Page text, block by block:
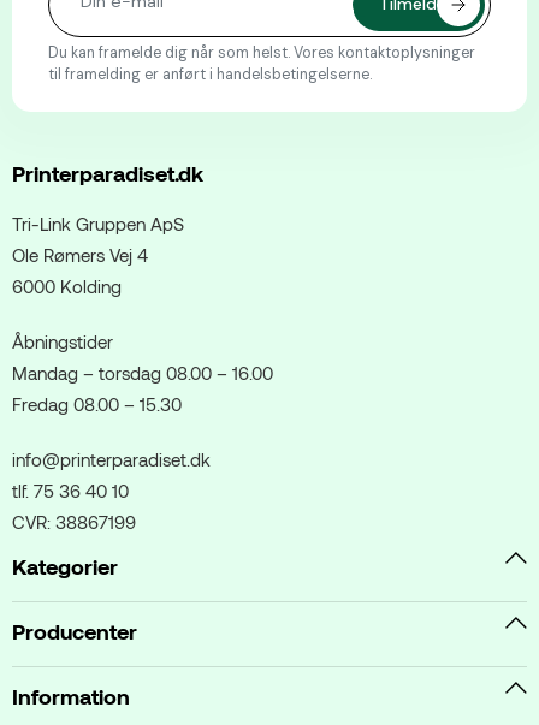
Du kan framelde dig når som helst. Vores kontaktoplysninger
til framelding er anført i handelsbetingelserne.
Printerparadiset.dk
Tri-Link Gruppen ApS
Ole Rømers Vej 4
6000 Kolding
Åbningstider
Mandag – torsdag 08.00 – 16.00
Fredag 08.00 – 15.30
info@printerparadiset.dk
tlf. 75 36 40 10
CVR: 38867199
Kategorier
Producenter
Information